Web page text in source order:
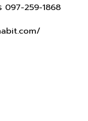
097-259-1868